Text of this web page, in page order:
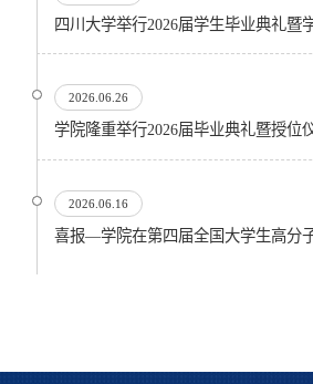
四川大学举行2026届学生毕业典礼暨
2026.06.26
学院隆重举行2026届毕业典礼暨授位
2026.06.16